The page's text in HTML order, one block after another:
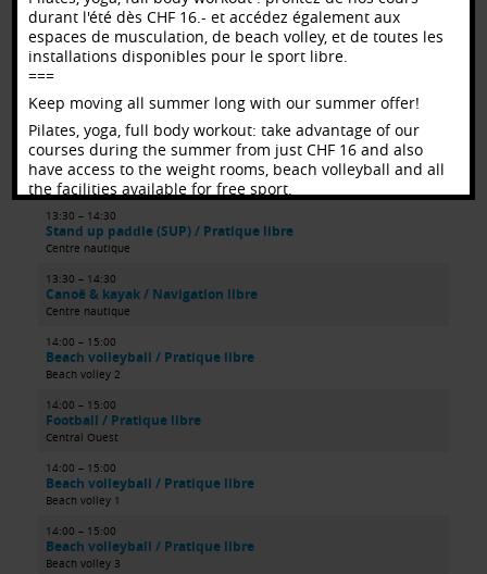
13:00 – 14:00
Beach volleyball / Pratique libre
Beach volley 3
Basketball / Pratique libre à l'extérieur
13:00 – 14:00
Beach volleyball / Pratique libre
Beach volley 2
13:30 – 14:30
Stand up paddle (SUP) / Pratique libre
Centre nautique
13:30 – 14:30
Canoë & kayak / Navigation libre
Centre nautique
14:00 – 15:00
Beach volleyball / Pratique libre
Beach volley 2
14:00 – 15:00
Football / Pratique libre
Central Ouest
14:00 – 15:00
Beach volleyball / Pratique libre
Beach volley 1
14:00 – 15:00
Beach volleyball / Pratique libre
Beach volley 3
durant l'été dès CHF 16.- et accédez également aux
espaces de musculation, de beach volley, et de toutes les
installations disponibles pour le sport libre.
===
Keep moving all summer long with our summer offer!
Pilates, yoga, full body workout: take advantage of our
courses during the summer from just CHF 16 and also
have access to the weight rooms, beach volleyball and all
the facilities available for free sport.
Offre_estivale_2026.pdf